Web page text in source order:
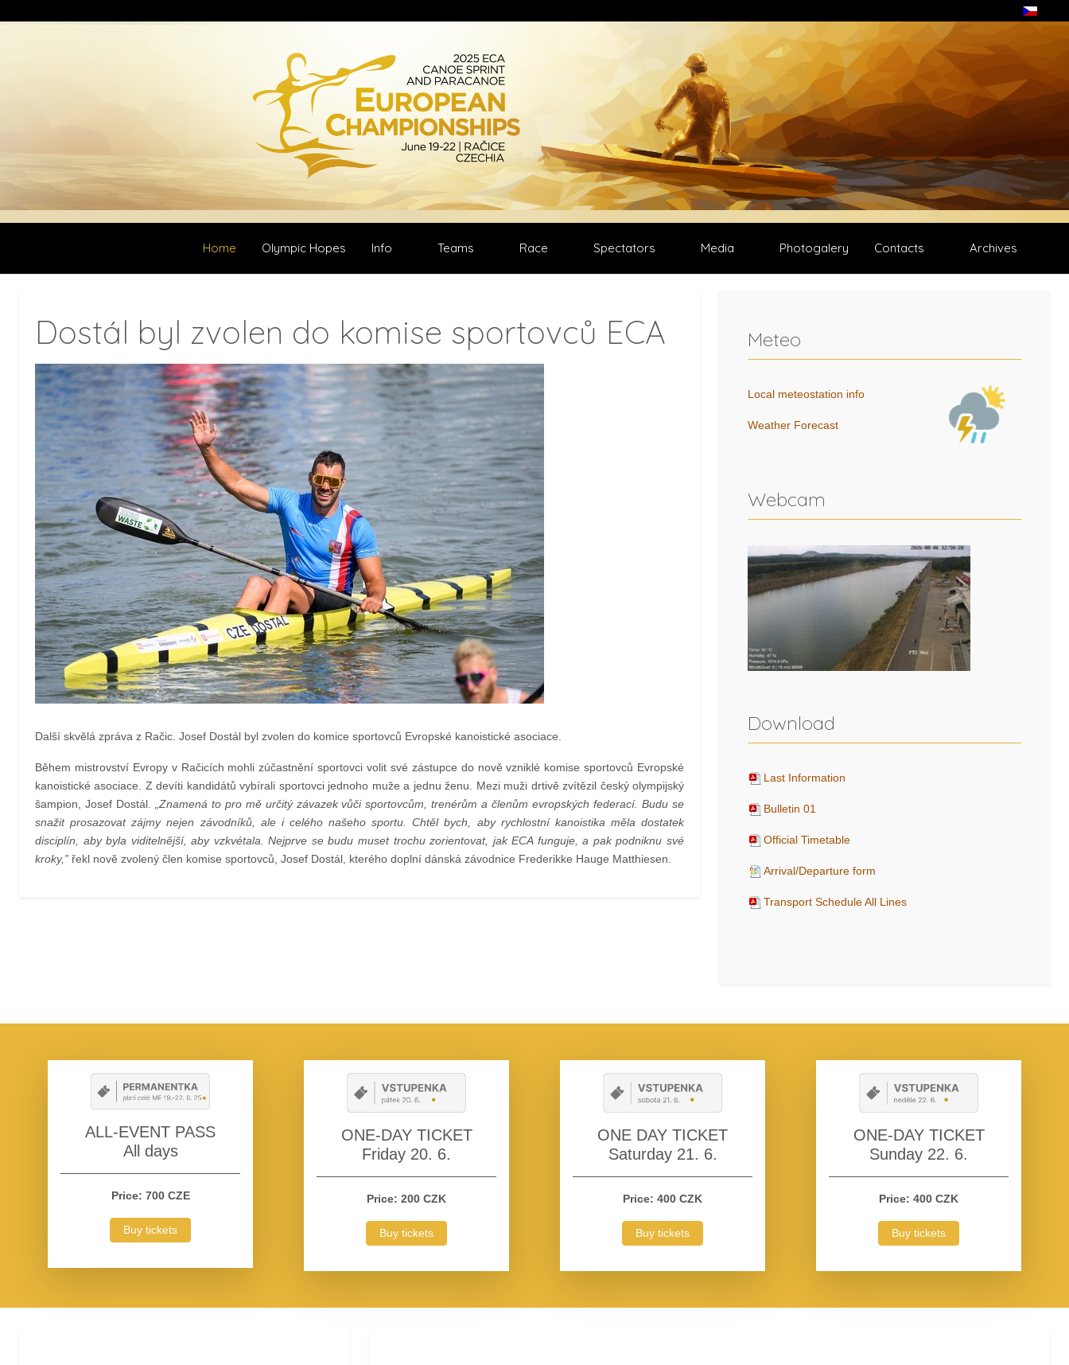
Home Olympic Hopes Info Teams Race Spectators Media Photogalery Contacts Archives
Dostál byl zvolen do komise sportovců ECA
Další skvělá zpráva z Račic. Josef Dostál byl zvolen do komice sportovců Evropské kanoistické asociace.
Během mistrovství Evropy v Račicích mohli zúčastnění sportovci volit své zástupce do nově vzniklé komise sportovců Evropské
kanoistické asociace. Z devíti kandidátů vybírali sportovci jednoho muže a jednu ženu. Mezi muži drtivě zvítězil český olympijský
šampion, Josef Dostál.
„Znamená to pro mě určitý závazek vůči sportovcům, trenérům a členům evropských federací. Budu se
snažit prosazovat zájmy nejen závodníků, ale i celého našeho sportu. Chtěl bych, aby rychlostní kanoistika měla dostatek
disciplín, aby byla viditelnější, aby vzkvétala. Nejprve se budu muset trochu zorientovat, jak ECA funguje, a pak podniknu své
kroky,” řekl nově zvolený člen komise sportovců, Josef Dostál, kterého doplní dánská závodnice Frederikke Hauge Matthiesen.
Meteo
Local meteostation info
Weather Forecast
Webcam
Download
Last Information
Bulletin 01
Official Timetable
Arrival/Departure form
Transport Schedule All Lines
ALL-EVENT PASS
All days
Price: 700 CZE
Buy tickets
ONE-DAY TICKET
Friday 20. 6.
Price: 200 CZK
Buy tickets
ONE DAY TICKET
Saturday 21. 6.
Price: 400 CZK
Buy tickets
ONE-DAY TICKET
Sunday 22. 6.
Price: 400 CZK
Buy tickets